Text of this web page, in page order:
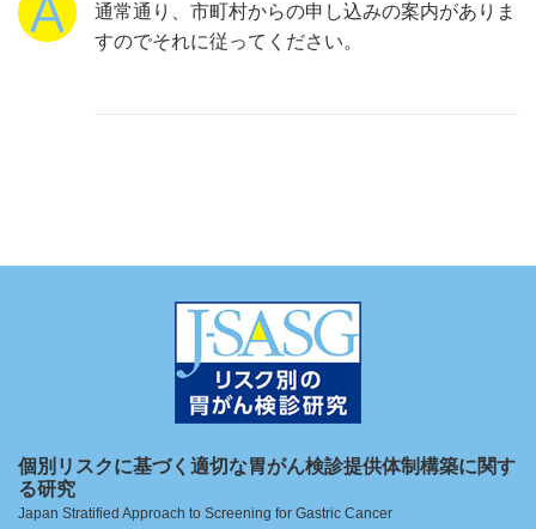
通常通り、市町村からの申し込みの案内がありま
すのでそれに従ってください。
個別リスクに基づく適切な胃がん検診提供体制構築に関す
る研究
Japan Stratified Approach to Screening for Gastric Cancer